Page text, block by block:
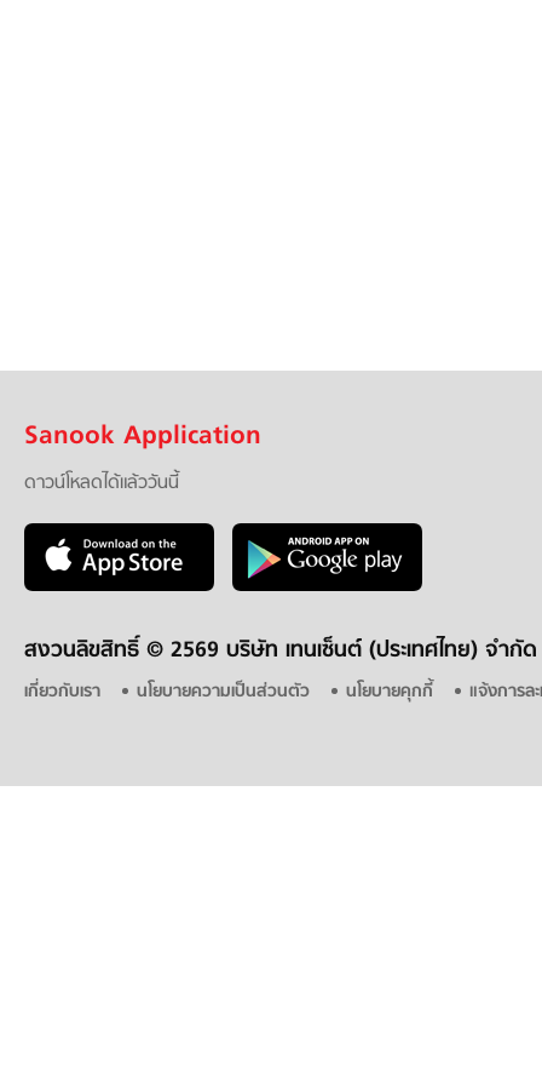
Sanook Application
ดาวน์โหลดได้แล้ววันนี้
สงวนลิขสิทธิ์ © 2569 บริษัท เทนเซ็นต์ (ประเทศไทย) จำกัด
เกี่ยวกับเรา นโยบายความเป็นส่วนตัว นโยบายคุกกี้ แจ้งการล